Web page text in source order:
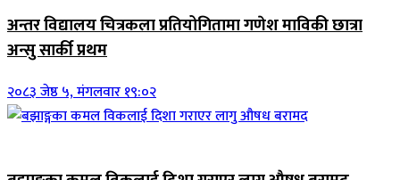
अन्तर विद्यालय चित्रकला प्रतियोगितामा गणेश माविकी छात्रा
अन्सु सार्की प्रथम
२०८३ जेष्ठ ५, मंगलवार १९:०२